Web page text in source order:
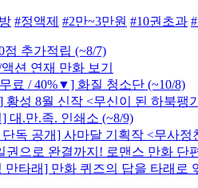
#정액제 #2만~3만원 #10권초과
점 추가적립 (~8/7)
션 연재 만화 보기
료 / 40%▼] 화질 청소단 (~10/8)
황성 8월 신작 <무신이 된 하북팽
대.만.족. 인쇄소 (~8/9)
단독 공개] 사마달 기획작 <무사정
권으로 완결까지! 로맨스 만화 단
만타래] 만화 퀴즈의 답을 타래로